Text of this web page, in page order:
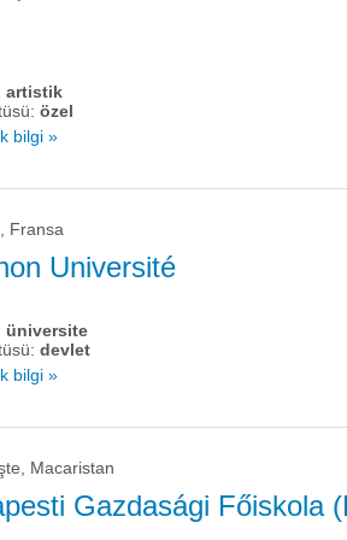
artistik
özel
bilgi »
Fransa
Université
üniversite
devlet
bilgi »
Macaristan
Gazdasági Főiskola